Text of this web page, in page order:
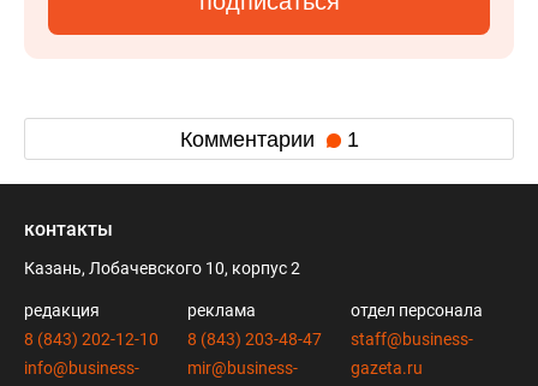
Комментарии 1
контакты
Казань, Лобачевского 10, корпус 2
редакция
8 (843) 202-12-10
info@business-
реклама
8 (843) 203-48-47
mir@business-
отдел персонала
staff@business-
gazeta.ru